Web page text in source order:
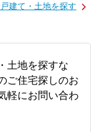
建て・土地を探す
土地を探すな
ご住宅探しのお
軽にお問い合わ